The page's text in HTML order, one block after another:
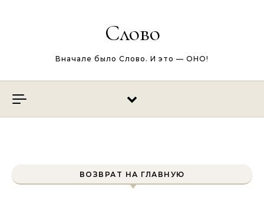
Слово
Вначале было Слово. И это — ОНО!
ВОЗВРАТ НА ГЛАВНУЮ